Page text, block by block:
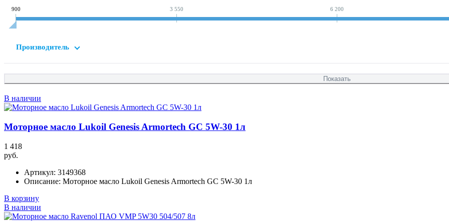
900 3 550 6 200
Производитель
В наличии
Моторное масло Lukoil Genesis Armortech GC 5W-30 1л
1 418
руб.
Артикул: 3149368
Описание: Моторное масло Lukoil Genesis Armortech GC 5W-30 1л
В корзину
В наличии